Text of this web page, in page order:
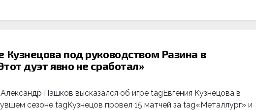
Кузнецова под руководством Разина в
дуэт явно не сработал»
Пашков высказался об игре tagЕвгения Кузнецова в
сезоне tagКузнецов провел 15 матчей за tag«Металлург» и